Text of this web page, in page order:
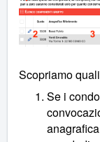
Scopriamo
Se i